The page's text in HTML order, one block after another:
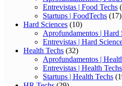
Entrevistas | Food Techs
Startups | FoodTechs (17)
Hard Sciences (10)
Aprofundamentos | Hard
Entrevistas | Hard
Health Techs (32)
Aprofundamentos |
Entrevistas | Health Techs
Startups | Health Techs